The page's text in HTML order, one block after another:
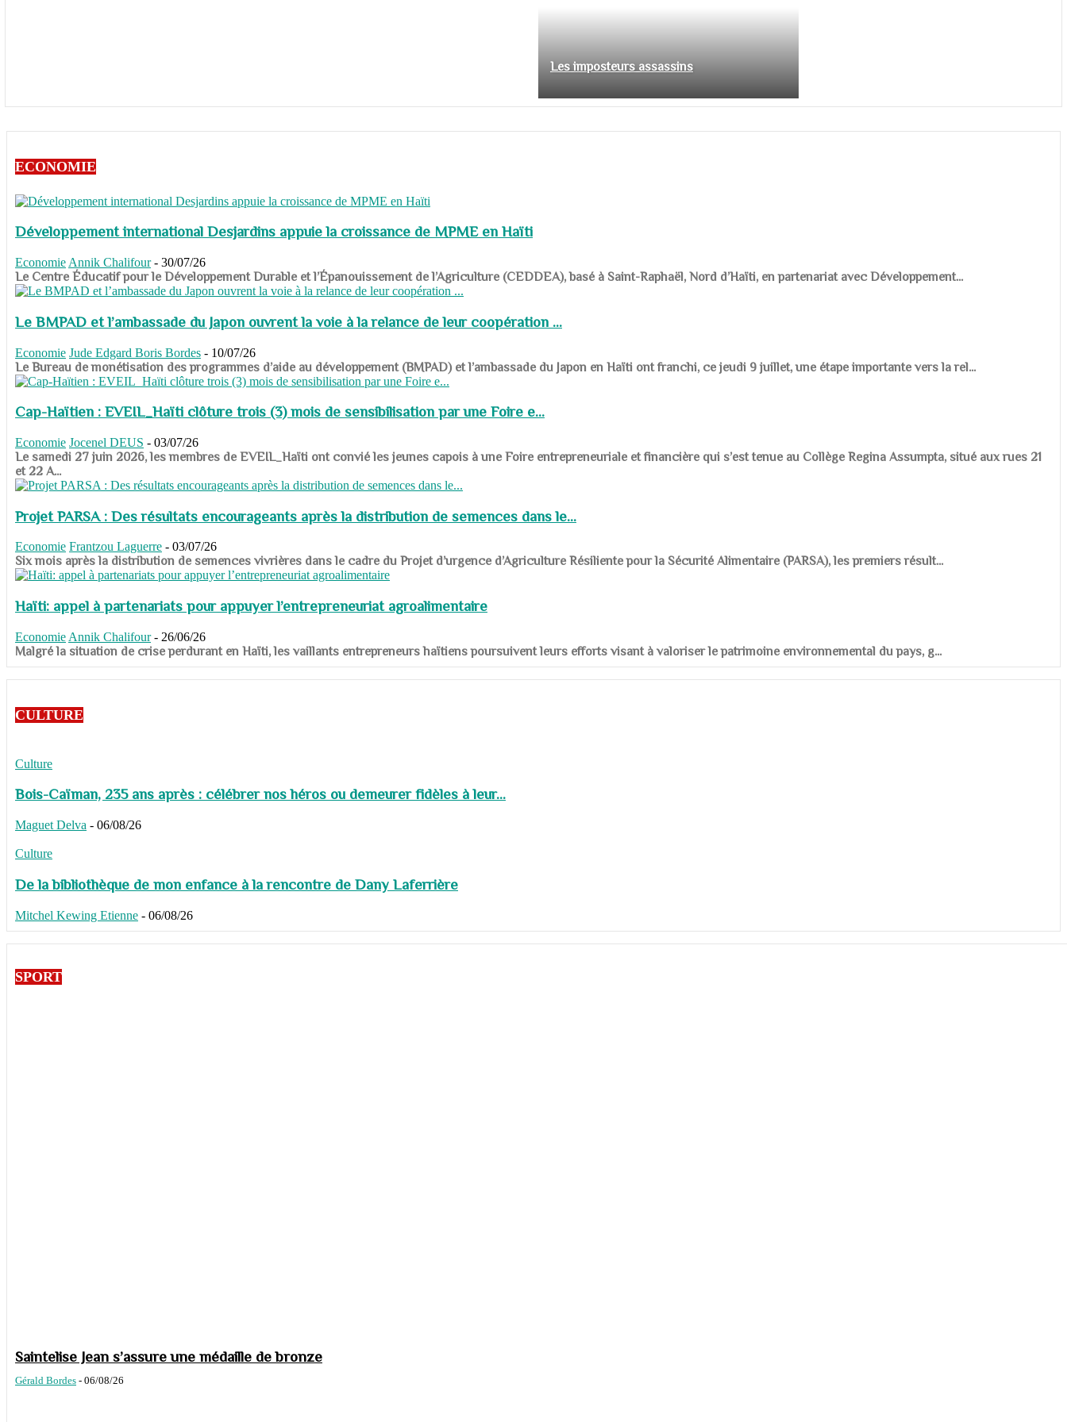
Les imposteurs assassins
ECONOMIE
Développement international Desjardins appuie la croissance de MPME en Haïti
Economie Annik Chalifour - 30/07/26
​​​​​​​Le Centre Éducatif pour le Développement Durable et l’Épanouissement de l’Agriculture (CEDDEA), basé à Saint-Raphaël, Nord d’Haïti, en partenariat avec Développement...
Le BMPAD et l’ambassade du Japon ouvrent la voie à la relance de leur coopération ...
Economie Jude Edgard Boris Bordes - 10/07/26
​​​​​​​Le Bureau de monétisation des programmes d’aide au développement (BMPAD) et l’ambassade du Japon en Haïti ont franchi, ce jeudi 9 juillet, une étape importante vers la rel...
Cap-Haïtien : EVEIL_Haïti clôture trois (3) mois de sensibilisation par une Foire e...
Economie Jocenel DEUS - 03/07/26
Le samedi 27 juin 2026, les membres de EVEIL_Haïti ont convié les jeunes capois à une Foire entrepreneuriale et financière qui s’est tenue au Collège Regina Assumpta, situé aux rues 21
et 22 A...
Projet PARSA : Des résultats encourageants après la distribution de semences dans le...
Economie Frantzou Laguerre - 03/07/26
​​​​​​​Six mois après la distribution de semences vivrières dans le cadre du Projet d’urgence d’Agriculture Résiliente pour la Sécurité Alimentaire (PARSA), les premiers résult...
Haïti: appel à partenariats pour appuyer l’entrepreneuriat agroalimentaire
Economie Annik Chalifour - 26/06/26
​​​​​​​Malgré la situation de crise perdurant en Haïti, les vaillants entrepreneurs haïtiens poursuivent leurs efforts visant à valoriser le patrimoine environnemental du pays, g...
CULTURE
Culture
Bois-Caïman, 235 ans après : célébrer nos héros ou demeurer fidèles à leur...
Maguet Delva - 06/08/26
Culture
De la bibliothèque de mon enfance à la rencontre de Dany Laferrière
Mitchel Kewing Etienne - 06/08/26
SPORT
Saintelise Jean s’assure une médaille de bronze
Gérald Bordes - 06/08/26